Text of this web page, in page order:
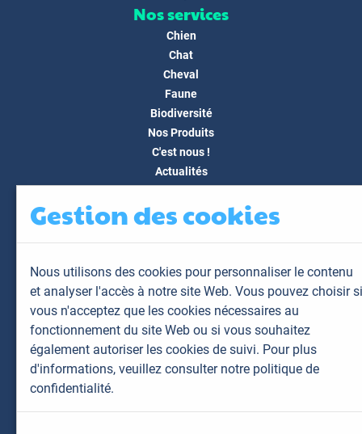
Nos services
Chien
Chat
Cheval
Faune
Biodiversité
Nos Produits
C'est nous !
Actualités
FAQ
Mon espace
Mes animaux
Mes résultats
Mes commandes
Mes factures
Gestion des cookies
Nous utilisons des cookies pour personnaliser le contenu
et analyser l'accès à notre site Web. Vous pouvez choisir si
vous n'acceptez que les cookies nécessaires au
fonctionnement du site Web ou si vous souhaitez
également autoriser les cookies de suivi. Pour plus
d'informations, veuillez consulter notre politique de
confidentialité.